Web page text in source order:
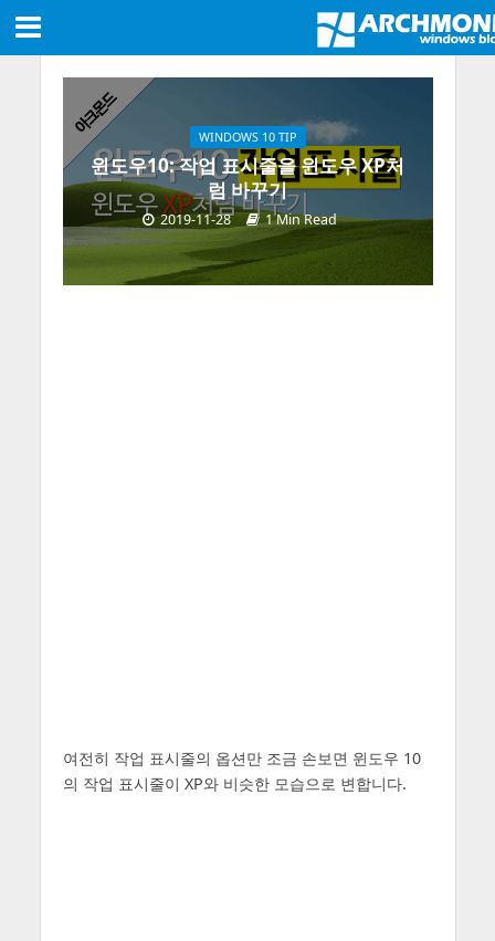
WINDOWS 10 TIP
윈도우10: 작업 표시줄을 윈도우 XP처
럼 바꾸기
2019-11-28 1 Min Read
여전히 작업 표시줄의 옵션만 조금 손보면 윈도우 10
의 작업 표시줄이 XP와 비슷한 모습으로 변합니다.